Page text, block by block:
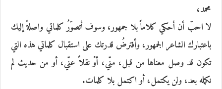
محمد،
لا احبّ أن أحكي كلاماً بلا جمهور، وسوف أتصوّرُ كلماتي واصلةً إليك
باعتبارك الشاعر الجمهور، وأفترضُ قدرتك على استقبال كلماتي هذه التي
تكون قد وصل معناها من قبل، منّي، أوْ نقلاً عنّي، أو من حديث لم
نكمله بعد، ولن يكتمل، أو اكتمل بلا كلمات.